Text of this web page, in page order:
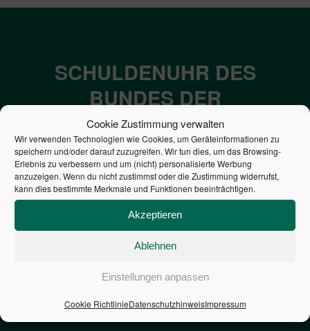
Cookie Zustimmung verwalten
Wir verwenden Technologien wie Cookies, um Geräteinformationen zu
speichern und/oder darauf zuzugreifen. Wir tun dies, um das Browsing-
Erlebnis zu verbessern und um (nicht) personalisierte Werbung
anzuzeigen. Wenn du nicht zustimmst oder die Zustimmung widerrufst,
kann dies bestimmte Merkmale und Funktionen beeinträchtigen.
Akzeptieren
Ablehnen
Einstellungen anpassen
Cookie RichtlinieDatenschutzhinweisImpressum
SCHULDENUHR DES
BUNDES DER
STEUERZAHLER
7,052€
NEUVERSCHULDUNG
PRO SEKUNDE